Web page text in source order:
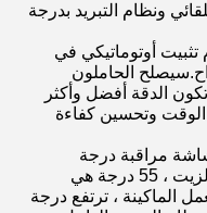
ونظام التبريد بدرجة
تثبيت أوتوماتيكي في
الحاملون
الدقة أفضل وأكثر
الوقت وتحسين كفاءة
مراقبة درجة
الحرارة ، يمكنك قراءة درجة حرارة الزيت ، 55 درجة هي
الماكينة ، ترتفع درجة